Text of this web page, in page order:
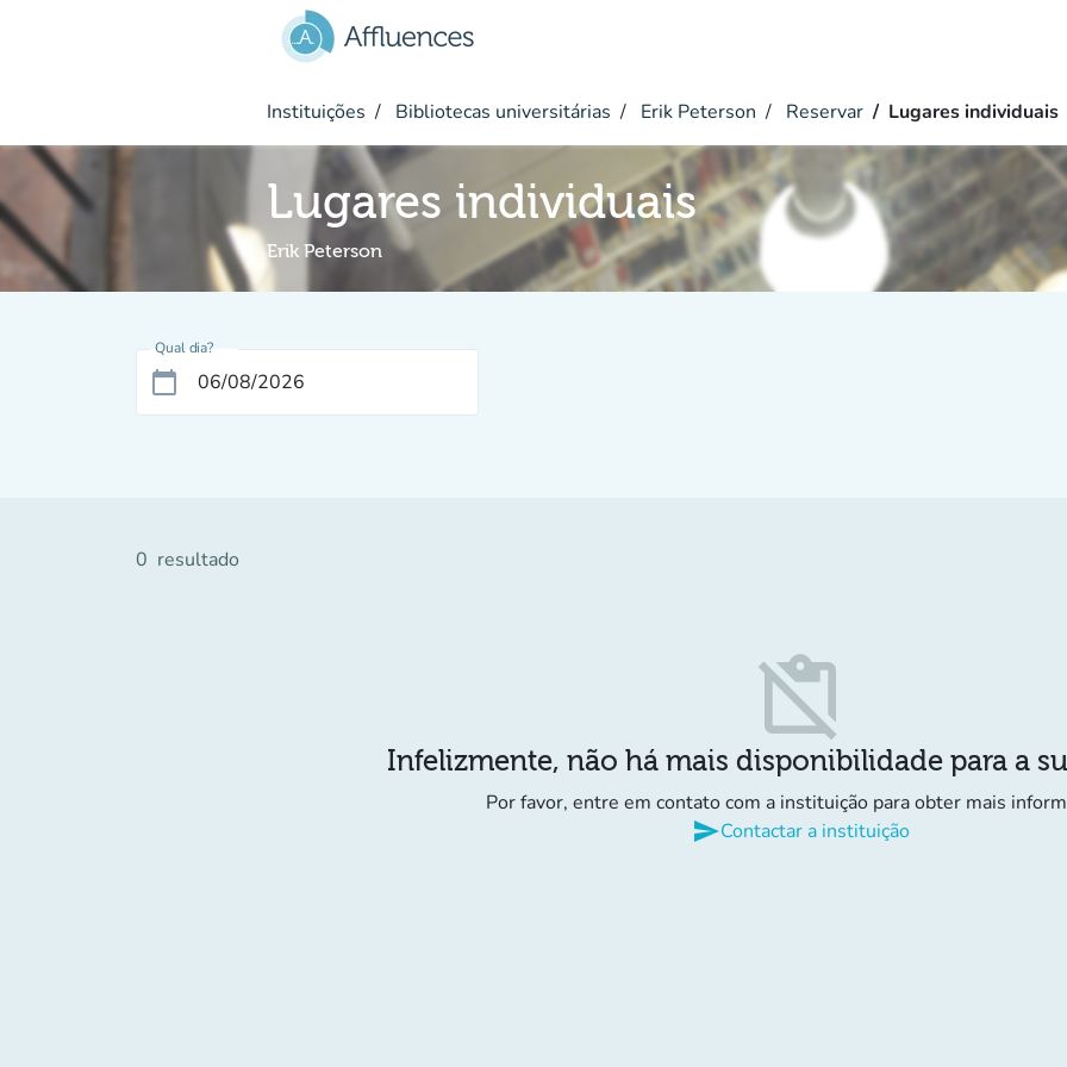
Instituições Bibliotecas universitárias Erik Peterson Reservar Lugares individuais
Lugares individuais
Erik Peterson
Qual dia?
calendar_today
0 resultado
content_paste_off
Infelizmente, não há mais disponibilidade para a
Por favor, entre em contato com a instituição para obter mais
sendContactar a instituição